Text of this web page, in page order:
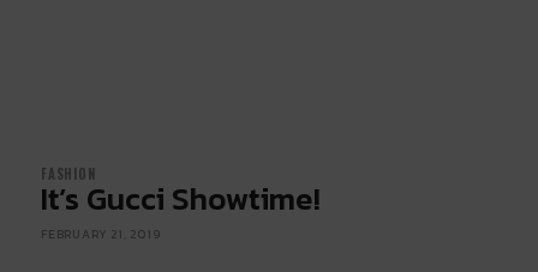
FASHION
It’s Gucci Showtime!
FEBRUARY 21, 2019